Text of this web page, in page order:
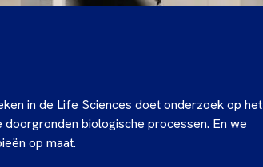
in de Life Sciences doet onderzoek op het
biologische processen. En we
op maat.